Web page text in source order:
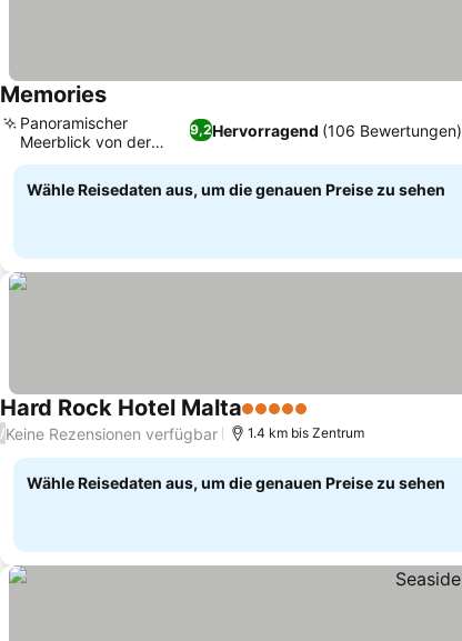
MemoriesPreise sehen
9,2Hervorragend (106 Bewertungen)
Panoramischer
Meerblick von der
Terrasse
Wähle Reisedaten aus, um die genauen Preise zu sehen
Hard Rock Hotel Malta5 Sterne
/Keine Rezensionen verfügbar 1.4 km bis Zentrum
Wähle Reisedaten aus, um die genauen Preise zu sehen